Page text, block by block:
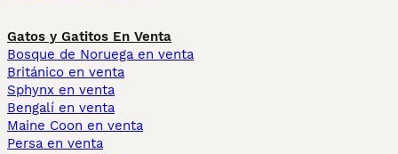
Gatos y Gatitos En Venta
Bosque de Noruega en venta
Británico en venta
Sphynx en venta
Bengalí en venta
Maine Coon en venta
Persa en venta